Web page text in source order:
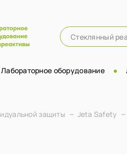
Лабораторное оборудование
защиты Jeta Safety